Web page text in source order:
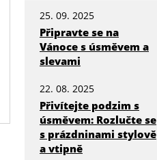
25. 09. 2025
Připravte se na
Vánoce s úsměvem a
slevami
22. 08. 2025
Přivítejte podzim s
úsměvem: Rozlučte se
s prázdninami stylově
a vtipně